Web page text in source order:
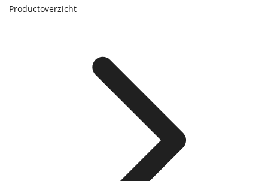
Productoverzicht